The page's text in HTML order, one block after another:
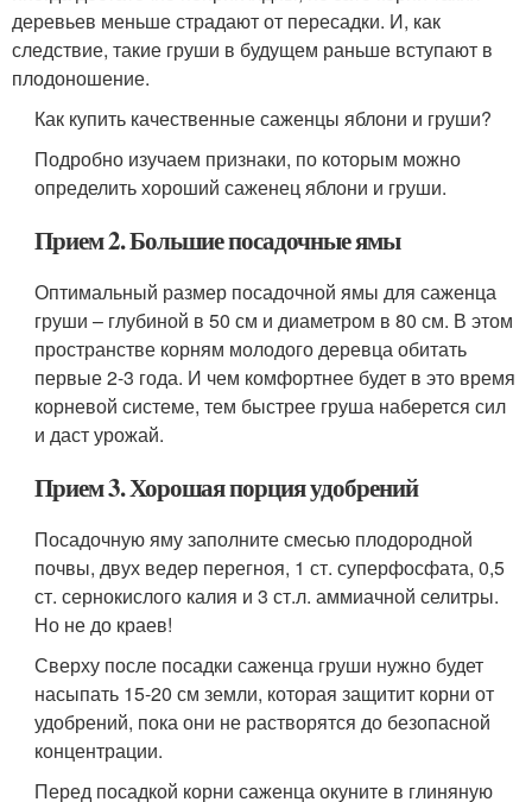
деревьев меньше страдают от пересадки. И, как
следствие, такие груши в будущем раньше вступают в
плодоношение.
Как купить качественные саженцы яблони и груши?
Подробно изучаем признаки, по которым можно
определить хороший саженец яблони и груши.
Прием 2. Большие посадочные ямы
Оптимальный размер посадочной ямы для саженца
груши – глубиной в 50 см и диаметром в 80 см. В этом
пространстве корням молодого деревца обитать
первые 2-3 года. И чем комфортнее будет в это время
корневой системе, тем быстрее груша наберется сил
и даст урожай.
Прием 3. Хорошая порция удобрений
Посадочную яму заполните смесью плодородной
почвы, двух ведер перегноя, 1 ст. суперфосфата, 0,5
ст. сернокислого калия и 3 ст.л. аммиачной селитры.
Но не до краев!
Сверху после посадки саженца груши нужно будет
насыпать 15-20 см земли, которая защитит корни от
удобрений, пока они не растворятся до безопасной
концентрации.
Перед посадкой корни саженца окуните в глиняную